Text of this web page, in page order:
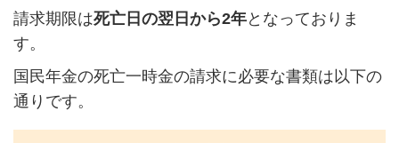
請求期限は死亡日の翌日から2年となっておりま
す。
国民年金の死亡一時金の請求に必要な書類は以下の
通りです。